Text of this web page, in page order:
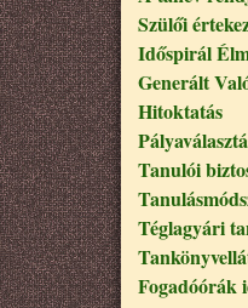
Szülői
Időspirál
Generált
Hitoktatás
Tanulói
Téglagyári
Fogadóórák